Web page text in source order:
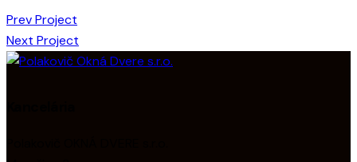
Prev Project
Next Project